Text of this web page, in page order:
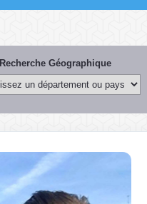
Recherche Géographique